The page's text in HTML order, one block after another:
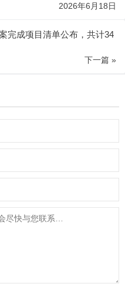
2026年6月18日
完成项目清单公布，共计34
下一篇 »